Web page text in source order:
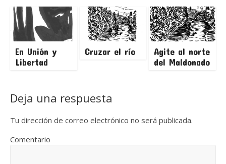
En Unión y
Libertad
Cruzar el río
Agite al norte
del Maldonado
Deja una respuesta
Tu dirección de correo electrónico no será publicada.
Comentario